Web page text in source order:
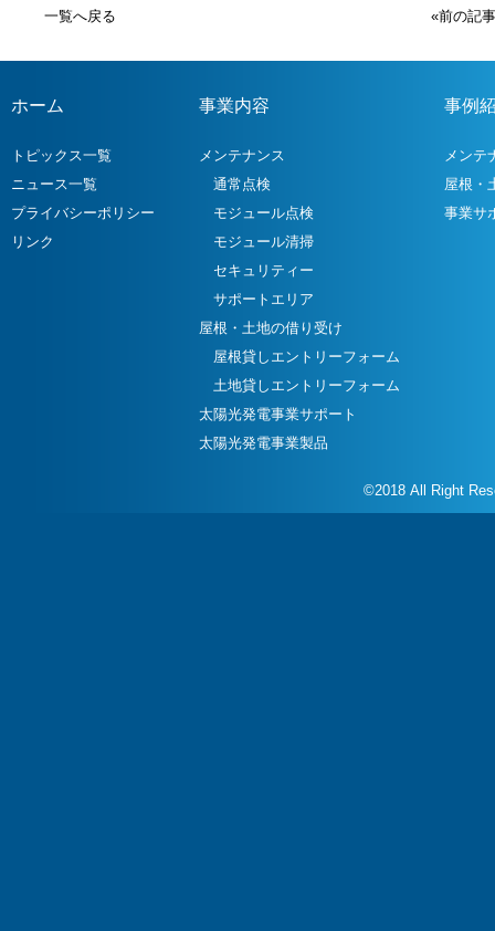
一覧へ戻る «前の記
ホーム
トピックス一覧
ニュース一覧
プライバシーポリシー
リンク
事業内容
メンテナンス
通常点検
モジュール点検
モジュール清掃
セキュリティー
サポートエリア
屋根・土地の借り受け
屋根貸しエントリーフォーム
土地貸しエントリーフォーム
太陽光発電事業サポート
太陽光発電事業製品
事例
メンテ
屋根・
事業サ
©2018 All Right